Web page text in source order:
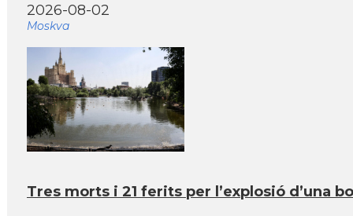
2026-08-02
Moskva
Tres morts i 21 ferits per l’explosió d’una